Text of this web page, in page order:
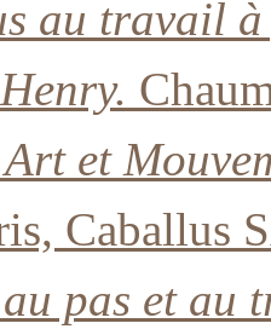
au travail
et
Caballus
pas et au